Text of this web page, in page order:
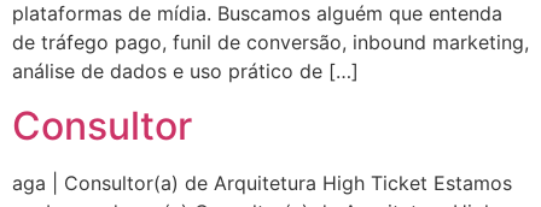
plataformas de mídia. Buscamos alguém que entenda
de tráfego pago, funil de conversão, inbound marketing,
análise de dados e uso prático de […]
Consultor
aga | Consultor(a) de Arquitetura High Ticket Estamos